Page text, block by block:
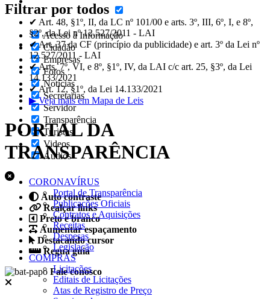
Filtrar por todos
Acesso à Informação
Cidadão
Empresas
Fotos
Notícias
Secretarias
Servidor
Transparência
Turistas
Videos
Áudios
Auto contraste
Realçar links
Preto e branco
Aumentar espaçamento
Destacando cursor
Regua guia
Fale conosco
✔ Art. 48, §1º, II, da LC nº 101/00 e arts. 3º, III, 6º, I, e 8º,
§2º, da Lei nº 12.527/2011 - LAI
✔ Art. 37 da CF (princípio da publicidade) e art. 3º da Lei nº
12.527/2011 - LAI
✔ Arts. 7º, VI, e 8º, §1º, IV, da LAI c/c art. 25, §3º, da Lei
14.133/2021
✔ Art. 12, §1º, da Lei 14.133/2021
▶ Veja mais em Mapa de Leis
PORTAL DA
TRANSPARÊNCIA
CORONAVÍRUS
Portal de Transparência
Publicações Oficiais
Contratos e Aquisições
Receitas
Despesas
Legislação
COMPRAS
Licitações
Editais de Licitações
Atas de Registro de Preço